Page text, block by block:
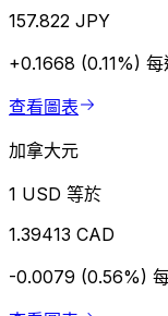
157.822 JPY
+0.1668 (0.11%) 每
查看圖表
加拿大元
1 USD 等於
1.39413 CAD
-0.0079 (0.56%)